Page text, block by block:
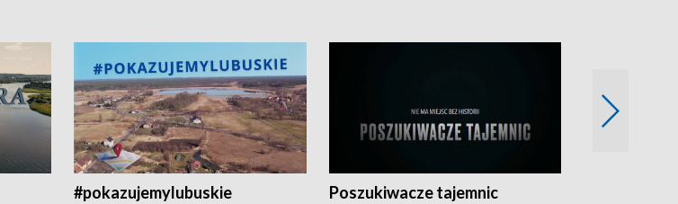
#pokazujemylubuskie Poszukiwacze tajemnic